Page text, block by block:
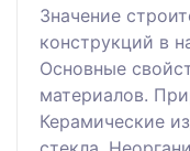
Значение
конструкций в
Основные
материалов.
Керамические